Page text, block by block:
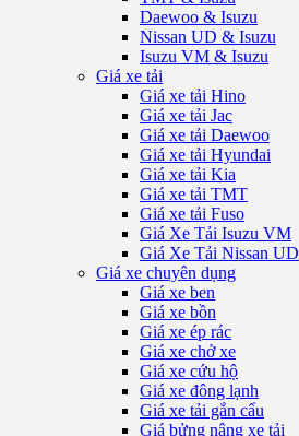
Daewoo & Isuzu
Nissan UD & Isuzu
Isuzu VM & Isuzu
Giá xe tải
Giá xe tải Hino
Giá xe tải Jac
Giá xe tải Daewoo
Giá xe tải Hyundai
Giá xe tải Kia
Giá xe tải TMT
Giá xe tải Fuso
Giá Xe Tải Isuzu VM
Giá Xe Tải Nissan UD
Giá xe chuyên dụng
Giá xe ben
Giá xe bồn
Giá xe ép rác
Giá xe chở xe
Giá xe cứu hộ
Giá xe đông lạnh
Giá xe tải gắn cẩu
Giá bửng nâng xe tải